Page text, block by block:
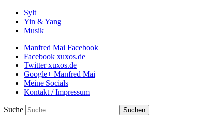
Sylt
Yin & Yang
Musik
Manfred Mai Facebook
Facebook xuxos.de
Twitter xuxos.de
Google+ Manfred Mai
Meine Socials
Kontakt / Impressum
Suche